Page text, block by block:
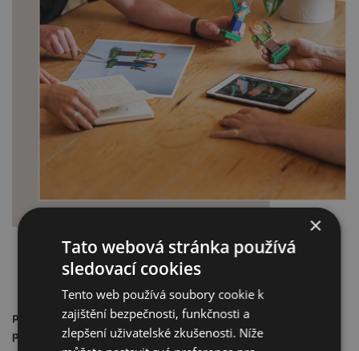
Proč objednat produkty na zakázku nebo personalizované
produkty u Puckatoru ?
×
Tato webová stránka používá
sledovací cookies
Tento web používá soubory cookie k
zajištění bezpečnosti, funkčnosti a
zlepšení uživatelské zkušenosti. Níže